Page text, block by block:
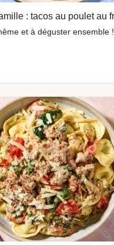
et à déguster ensemble !